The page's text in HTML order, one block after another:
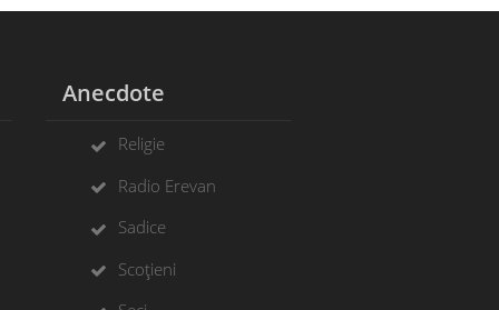
Anecdote
Religie
Radio Erevan
Sadice
Scoțieni